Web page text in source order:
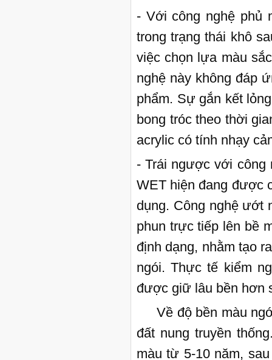
- Với công nghệ phủ
trong trạng thái khô
việc chọn lựa màu
nghệ này không đáp
phẩm. Sự gắn kết
bong tróc theo thời
acrylic có tính nhạy
- Trái ngược với công
WET hiện đang được
dụng. Công nghệ ướt
phun trực tiếp lên bề
định dạng, nhằm tạo
ngói. Thực tế kiểm
được giữ lâu bền hơn
Về độ bền màu
đất nung truyền
màu từ 5-10 năm,